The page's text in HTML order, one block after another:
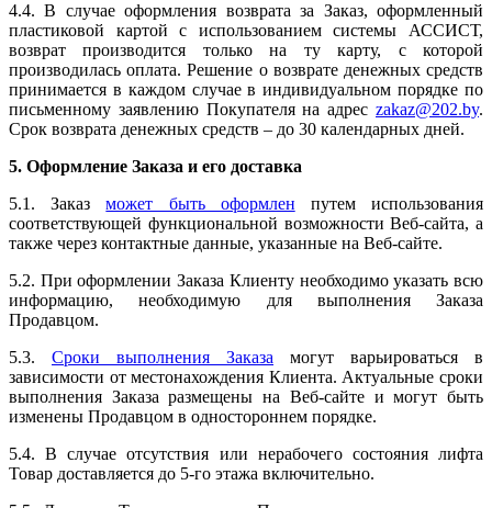
4.4. В случае оформления возврата за Заказ, оформленный
пластиковой картой с использованием системы АССИСТ,
возврат производится только на ту карту, с которой
производилась оплата. Решение о возврате денежных средств
принимается в каждом случае в индивидуальном порядке по
письменному заявлению Покупателя на адрес zakaz@202.by.
Срок возврата денежных средств – до 30 календарных дней.
5. Оформление Заказа и его доставка
5.1. Заказможет быть оформлен путем использования
соответствующей функциональной возможности Веб-сайта, а
также через контактные данные, указанные на Веб-сайте.
5.2. При оформлении Заказа Клиенту необходимо указать всю
информацию, необходимую для выполнения Заказа
Продавцом.
5.3. Сроки выполнения Заказа могут варьироваться в
зависимости от местонахождения Клиента. Актуальные сроки
выполнения Заказа размещены на Веб-сайте и могут быть
изменены Продавцом в одностороннем порядке.
5.4. В случае отсутствия или нерабочего состояния лифта
Товар доставляется до 5-го этажа включительно.